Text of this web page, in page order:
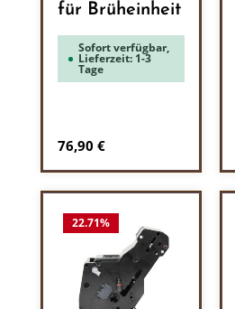
für Brüheinheit
Sofort verfügbar,
Lieferzeit: 1-3
Tage
Regulärer Preis:
76,90 €
22.71%